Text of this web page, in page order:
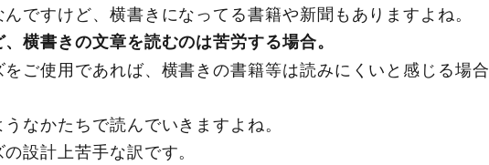
ですけど、横書きになってる書籍や新聞もありますよね。
横書きの文章を読むのは苦労する場合。
ご使用であれば、横書きの書籍等は読みにくいと感じる場合
なかたちで読んでいきますよね。
設計上苦手な訳です。